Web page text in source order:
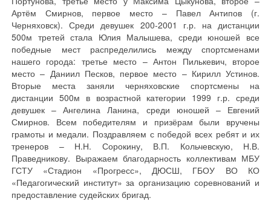
Артём Смирнов, первое место – Павел Антипов (г.
Черняховск). Среди девушек 200-2001 г.р. на дистанции
500м третей стала Юлия Малышева, среди юношей все
победные мест распределились между спортсменами
нашего города: третье место – Антон Пилькевич, второе
место – Даниил Песков, первое место – Кирилл Устинов.
Вторые места заняли черняховские спортсмены на
дистанции 500м в возрастной категории 1999 г.р. среди
девушек – Ангелина Ланина, среди юношей – Евгений
Смирнов. Всем победителям и призёрам были вручены
грамоты и медали. Поздравляем с победой всех ребят и их
тренеров – Н.Н. Сорокину, В.П. Кольчевскую, Н.В.
Праведникову. Выражаем благодарность коллективам МБУ
ГСТУ «Стадион «Прогресс», ДЮСШ, ГБОУ ВО КО
«Педагогический институт» за организацию соревнований и
предоставление судейских бригад.